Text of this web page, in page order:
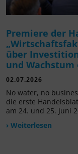
Premiere der
über
und
02.07.2026
No water, no
die erste
am 24. und 25. Juni
› Weiterlesen